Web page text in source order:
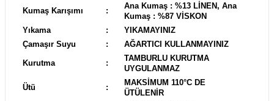
Kumaş Karışımı :
Ana Kumaş : %13 LİNEN, Ana
Kumaş : %87 VİSKON
Yıkama
:
YIKAMAYINIZ
Çamaşır Suyu
: AĞARTICI KULLANMAYINIZ
Kurutma :
TAMBURLU KURUTMA
UYGULANMAZ
Ütü :
MAKSİMUM 110°C DE
ÜTÜLENİR